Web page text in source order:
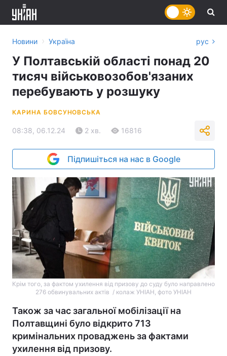
Новини › Україна рус
У Полтавській області понад 20
тисяч військовозобов'язаних
перебувають у розшуку
КАРИНА БОВСУНОВСЬКА
08:38, 06.12.24 2 хв. 16816
Підпишіться на нас в Google
Крім того, за фактом ухилення від призову до суду було направлено
276 обвинувальних актів / колаж УНІАН, фото УНІАН
Також за час загальної мобілізації на
Полтавщині було відкрито 713
кримінальних проваджень за фактами
ухилення від призову.